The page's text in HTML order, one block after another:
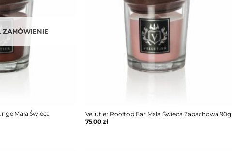
ZAMÓWIENIE
Mała Świeca
Vellutier Rooftop Bar Mała Świeca Zapachowa 90g
75,00 zł